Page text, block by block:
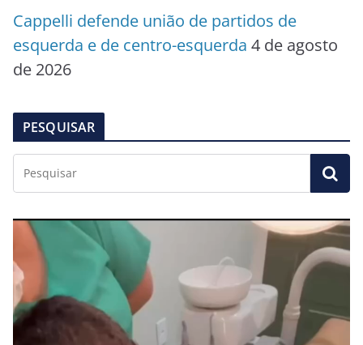
Cappelli defende união de partidos de
esquerda e de centro-esquerda 4 de agosto
de 2026
PESQUISAR